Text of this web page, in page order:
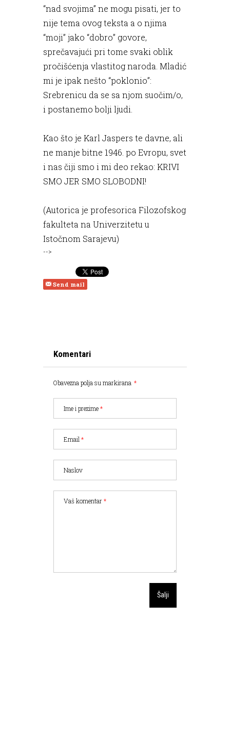
“nad svojima” ne mogu pisati, jer to
nije tema ovog teksta a o njima
“moji” jako “dobro” govore,
sprečavajući pri tome svaki oblik
pročišćenja vlastitog naroda. Mladić
mi je ipak nešto “poklonio”:
Srebrenicu da se sa njom suočim/o,
i postanemo bolji ljudi.
Kao što je Karl Jaspers te davne, ali
ne manje bitne 1946. po Evropu, svet
i nas čiji smo i mi deo rekao: KRIVI
SMO JER SMO SLOBODNI!
(Autorica je profesorica Filozofskog
fakulteta na Univerzitetu u
Istočnom Sarajevu)
-->
Send mail
Komentari
Obavezna polja su markirana *
Ime i prezime*
Email *
Naslov
Vaš komentar*